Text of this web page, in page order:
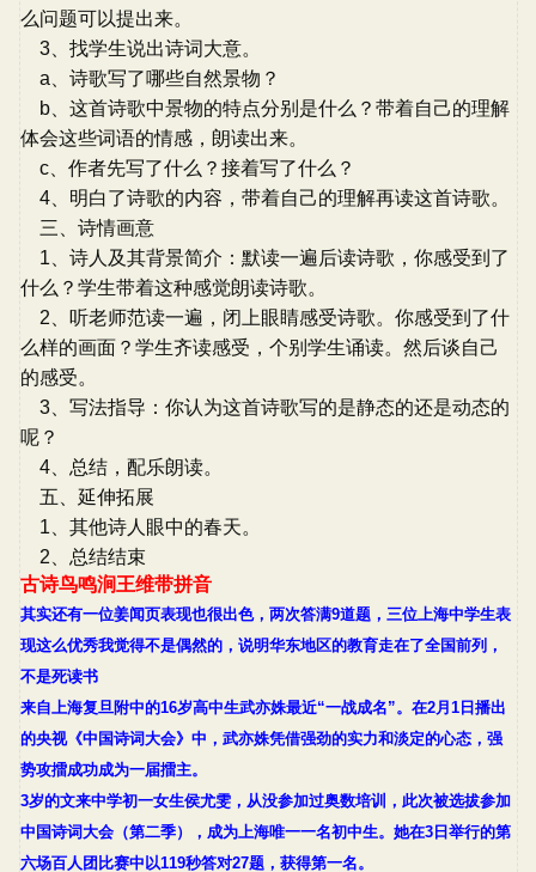
么问题可以提出来。
3、找学生说出诗词大意。
a、诗歌写了哪些自然景物？
b、这首诗歌中景物的特点分别是什么？带着自己的理解
体会这些词语的情感，朗读出来。
c、作者先写了什么？接着写了什么？
4、明白了诗歌的内容，带着自己的理解再读这首诗歌。
三、诗情画意
1、诗人及其背景简介：默读一遍后读诗歌，你感受到了
什么？学生带着这种感觉朗读诗歌。
2、听老师范读一遍，闭上眼睛感受诗歌。你感受到了什
么样的画面？学生齐读感受，个别学生诵读。然后谈自己
的感受。
3、写法指导：你认为这首诗歌写的是静态的还是动态的
呢？
4、总结，配乐朗读。
五、延伸拓展
1、其他诗人眼中的春天。
2、总结结束
古诗鸟鸣涧王维带拼音
其实还有一位姜闻页表现也很出色，两次答满9道题，三位上海中学生表
现这么优秀我觉得不是偶然的，说明华东地区的教育走在了全国前列，
不是死读书
来自上海复旦附中的16岁高中生武亦姝最近“一战成名”。在2月1日播出
的央视《中国诗词大会》中，武亦姝凭借强劲的实力和淡定的心态，强
势攻擂成功成为一届擂主。
3岁的文来中学初一女生侯尤雯，从没参加过奥数培训，此次被选拔参加
中国诗词大会（第二季），成为上海唯一一名初中生。她在3日举行的第
六场百人团比赛中以119秒答对27题，获得第一名。